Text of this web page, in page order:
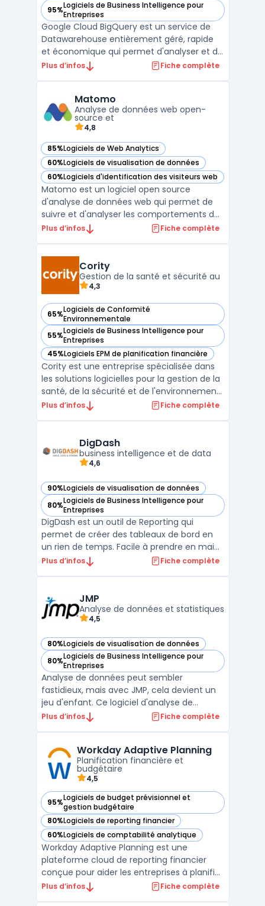
95%Logiciels de Business Intelligence pour
Entreprises
— voir Google Cloud BigQuery dans cette catégorie
Google Cloud BigQuery est un service de
Datawarehouse entièrement géré, rapide
et économique qui permet d'analyser et de
traiter des quantités massives de données
la compression automatique et
l'optimisation de requêtes perm ...
Plus d’infos Fiche complète
Matomo
Analyse de données web open-
source et
4,8
85%Logiciels de Web Analytics
— voir Matomo dans cette catégorie
60%Logiciels de visualisation de données
— voir Matomo dans cette catégorie
60%Logiciels d'identification des visiteurs web
— voir Matomo dans cette catégorie
Matomo est un logiciel open source
d'analyse de données web qui permet de
suivre et d'analyser les comportements des
visiteurs sur un site web. Il offre une
respectueuse de la vie privée des
utilisateurs. Matomo permet ...
Plus d’infos Fiche complète
Cority
Gestion de la santé et sécurité au
4,3
65%Logiciels de Conformité
Environnementale
— voir Cority dans cette catégorie
55%Logiciels de Business Intelligence pour
Entreprises
— voir Cority dans cette catégorie
45%Logiciels EPM de planification financière
— voir Cority dans cette catégorie
Cority est une entreprise spécialisée dans
les solutions logicielles pour la gestion de la
santé, de la sécurité et de l'environnement
en milieu de travail. Son offre s'adresse à
la construction. Cority propose une p ...
Plus d’infos Fiche complète
DigDash
business intelligence et de data
4,6
90%Logiciels de visualisation de données
— voir DigDash dans cette catégorie
80%Logiciels de Business Intelligence pour
Entreprises
— voir DigDash dans cette catégorie
DigDash est un outil de Reporting qui
permet de créer des tableaux de bord en
un rien de temps. Facile à prendre en main,
il permet de suivre en temps réel
utiliser des widgets pour ajouter des
visualisations dans vos tab ...
Plus d’infos Fiche complète
JMP
Analyse de données et statistiques
4,5
80%Logiciels de visualisation de données
— voir JMP dans cette catégorie
80%Logiciels de Business Intelligence pour
Entreprises
— voir JMP dans cette catégorie
Analyse de données peut sembler
fastidieux, mais avec JMP, cela devient un
jeu d'enfant. Ce logiciel d'analyse de
données dynamique facilite la prise en
avancées et de visualisation des données
pour aider à identifier rapid ...
Plus d’infos Fiche complète
Workday Adaptive Planning
Planification financière et
budgétaire
4,5
95%Logiciels de budget prévisionnel et
gestion budgétaire
— voir Workday Adaptive Planning dans cette catégorie
80%Logiciels de reporting financier
— voir Workday Adaptive Planning dans cette catégorie
60%Logiciels de comptabilité analytique
— voir Workday Adaptive Planning dans cette catégorie
Workday Adaptive Planning est une
plateforme cloud de reporting financier
conçue pour aider les entreprises à planifier
et gérer leur budget. Elle permet aux
Plus d’infos Fiche complète